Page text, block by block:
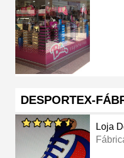
DESPORTEX-
Loja